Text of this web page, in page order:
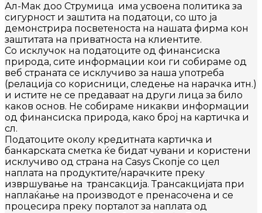
Ал-Мак доо Струмица има усвоена политика за
сигурност и заштита на податоци, со што ја
демонстрира посветеноста на нашата фирма кон
заштитата на приватноста на клиентите.
Со исклучок на податоците од финансиска
природа, сите информации кои ги собираме од
веб страната се исклучиво за наша употреба
(релација со корисници, следење на нарачка итн.)
и истите не се предаваат на други лица за било
каков основ. Не собираме никакви информации
од финансиска природа, како број на картичка и
сл.
Податоците околу кредитната картичка и
банкарската сметка ќе бидат чувани и користени
исклучиво од страна на Casys Скопје со цел
наплата на продуктите/нарачките преку
извршување на трансакција. Трансакцијата при
наплаќање на производот е пренасочена и се
процесира преку порталот за наплата од